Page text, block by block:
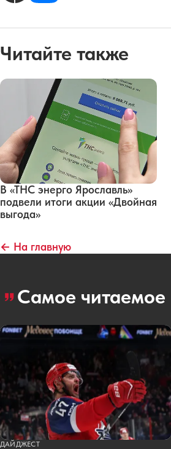
Читайте также
В «ТНС энерго Ярославль»
подвели итоги акции «Двойная
выгода»
← На главную
Самое читаемое
ДАЙДЖЕСТ